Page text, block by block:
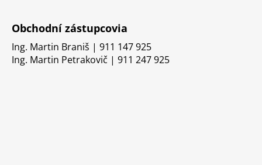
Obchodní zástupcovia
Ing. Martin Braniš | 911 147 925
Ing. Martin Petrakovič | 911 247 925